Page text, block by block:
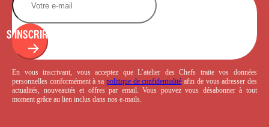
S'INSCRIRE
En vous inscrivant, vous acceptez que L’atelier des Chefs traite vos données
personnelles conformément à sa politique de confidentialité afin de vous adresser des
actualités, nouveautés et offres par email. Vous pouvez vous désabonner à tout
moment grâce au lien inclus dans nos e-mails.